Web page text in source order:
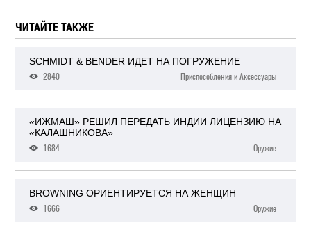
ЧИТАЙТЕ ТАКЖЕ
SCHMIDT & BENDER ИДЕТ НА ПОГРУЖЕНИЕ
2840
Приспособления и Аксессуары
«ИЖМАШ» РЕШИЛ ПЕРЕДАТЬ ИНДИИ ЛИЦЕНЗИЮ НА
«КАЛАШНИКОВА»
1684
Оружие
BROWNING ОРИЕНТИРУЕТСЯ НА ЖЕНЩИН
1666
Оружие